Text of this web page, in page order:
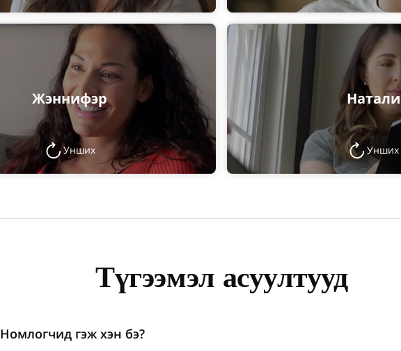
Жэннифэр
Унших
Натали
Унших
Түгээмэл асуултууд
Номлогчид гэж хэн бэ?